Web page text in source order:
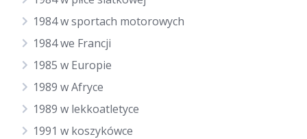
1984 w sportach motorowych
1984 we Francji
1985 w Europie
1989 w Afryce
1989 w lekkoatletyce
1991 w koszykówce